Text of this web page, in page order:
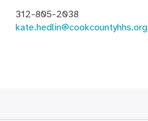
312-805-2038
kate.hedlin@cookcountyhhs.org